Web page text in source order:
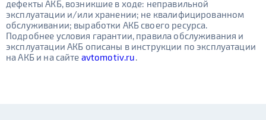
дефекты АКБ, возникшие в ходе: неправильной
эксплуатации и/или хранении; не квалифицированном
обслуживании; выработки АКБ своего ресурса.
Подробнее условия гарантии, правила обслуживания и
эксплуатации АКБ описаны в инструкции по эксплуатации
на АКБ и на сайте avtomotiv.ru.